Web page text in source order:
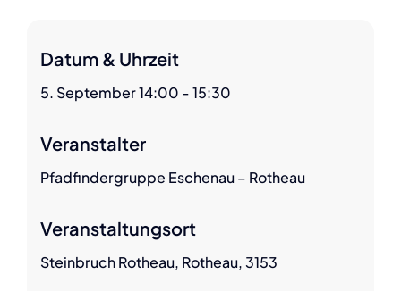
Datum & Uhrzeit
5. September 14:00 - 15:30
Veranstalter
Pfadfindergruppe Eschenau – Rotheau
Veranstaltungsort
Steinbruch Rotheau, Rotheau, 3153